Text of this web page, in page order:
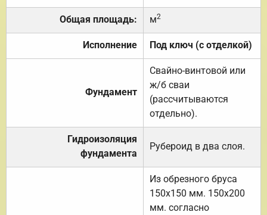
Общая площадь: м2
Исполнение Под ключ (с отделкой)
Фундамент
Свайно-винтовой или
ж/б сваи
(рассчитываются
отдельно).
Гидроизоляция
фундамента
Рубероид в два слоя.
Из обрезного бруса
150х150 мм. 150х200
мм. согласно